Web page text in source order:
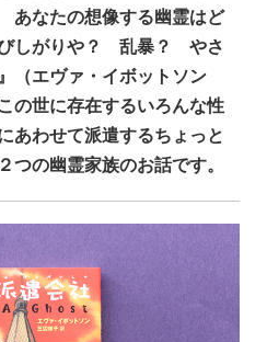
あなたの想像する幽霊はど
しがりや？ 乱暴？ やさ
（エヴァ・イボットソン
世に存在するいろんな性
あわせて派遣するちょっと
の幽霊家族のお話です。